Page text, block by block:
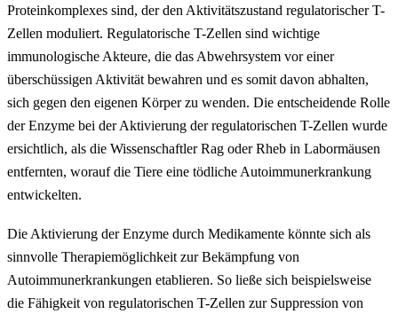
Proteinkomplexes sind, der den Aktivitätszustand regulatorischer T-
Zellen moduliert. Regulatorische T-Zellen sind wichtige
immunologische Akteure, die das Abwehrsystem vor einer
überschüssigen Aktivität bewahren und es somit davon abhalten,
sich gegen den eigenen Körper zu wenden. Die entscheidende Rolle
der Enzyme bei der Aktivierung der regulatorischen T-Zellen wurde
ersichtlich, als die Wissenschaftler Rag oder Rheb in Labormäusen
entfernten, worauf die Tiere eine tödliche Autoimmunerkrankung
entwickelten.
Die Aktivierung der Enzyme durch Medikamente könnte sich als
sinnvolle Therapiemöglichkeit zur Bekämpfung von
Autoimmunerkrankungen etablieren. So ließe sich beispielsweise
die Fähigkeit von regulatorischen T-Zellen zur Suppression von